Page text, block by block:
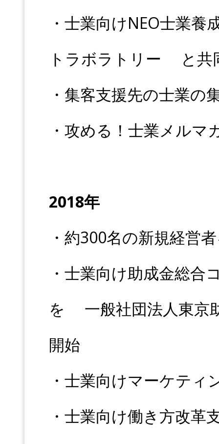
・士業向けNEO士業
トラボラトリー と共
・集客支援先の士業の
・攻める！士業メルマ
2018年
・約300名の新規経営
・士業向け助成金総合
を 一般社団法人東京
開始
・士業向けマーケティ
・士業向け働き方改革